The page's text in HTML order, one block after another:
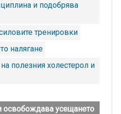
и подобрява
тренировки
налягане
полезния холестерол и
освобождава усещането